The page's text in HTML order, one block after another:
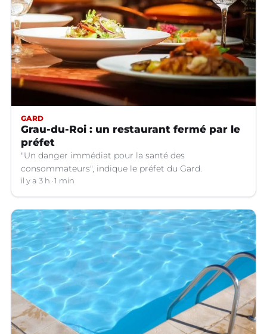
GARD
Grau-du-Roi : un restaurant fermé par le
préfet
"Un danger immédiat pour la santé des
consommateurs", indique le préfet du Gard.
il y a 3 h 1 min